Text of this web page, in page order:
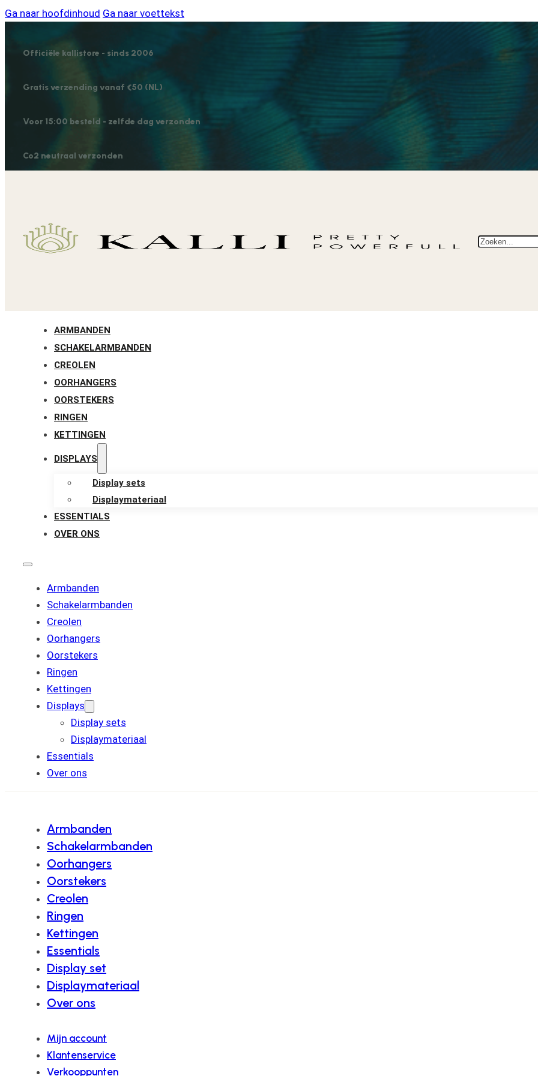
Ga naar hoofdinhoud Ga naar voettekst
Officiële kallistore - sinds 2006
Gratis verzending vanaf €50 (NL)
Voor 15:00 besteld - zelfde dag verzonden
Co2 neutraal verzonden
Zoeken
ARMBANDEN
SCHAKELARMBANDEN
CREOLEN
OORHANGERS
OORSTEKERS
RINGEN
KETTINGEN
DISPLAYS
Display sets
Displaymateriaal
ESSENTIALS
OVER ONS
Armbanden
Schakelarmbanden
Creolen
Oorhangers
Oorstekers
Ringen
Kettingen
Displays
Display sets
Displaymateriaal
Essentials
Over ons
Armbanden
Schakelarmbanden
Oorhangers
Oorstekers
Creolen
Ringen
Kettingen
Essentials
Display set
Displaymateriaal
Over ons
Mijn account
Klantenservice
Verkooppunten